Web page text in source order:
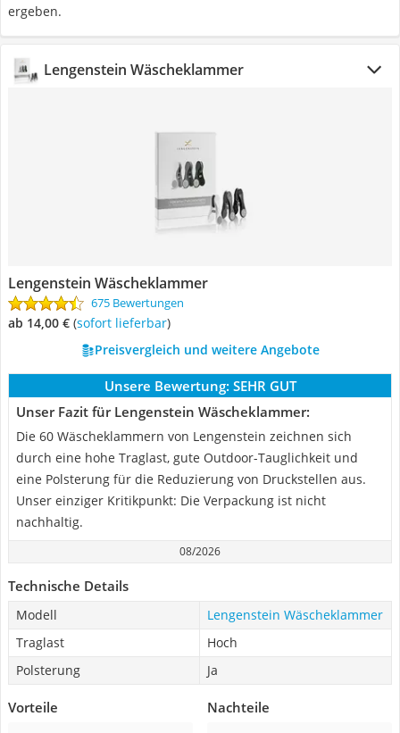
ergeben.
Lengenstein Wäscheklammer
Lengenstein Wäscheklammer
675 Bewertungen
ab 14,00 € ( Sofort lieferbar)
Preisvergleich und weitere Angebote
Unsere Bewertung: SEHR GUT
Unser Fazit für Lengenstein Wäscheklammer:
Die 60 Wäscheklammern von Lengenstein zeichnen sich
durch eine hohe Traglast, gute Outdoor-Tauglichkeit und
eine Polsterung für die Reduzierung von Druckstellen aus.
Unser einziger Kritikpunkt: Die Verpackung ist nicht
nachhaltig.
08/2026
Technische Details
Modell
Lengenstein Wäscheklammer
Traglast
Hoch
Polsterung
Ja
Vorteile Nachteile